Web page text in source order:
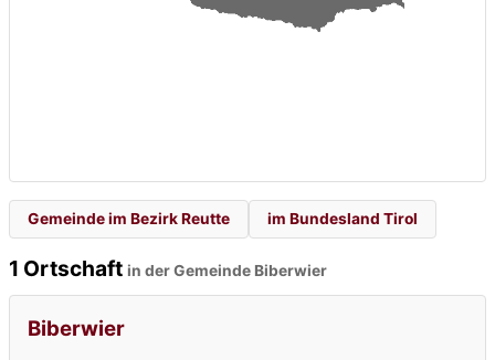
Gemeinde im Bezirk Reutte im Bundesland Tirol
1 Ortschaft in der Gemeinde Biberwier
Biberwier